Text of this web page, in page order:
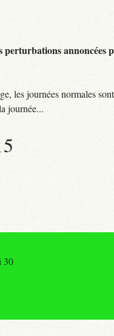
annoncées
les journées normales
journée...
30